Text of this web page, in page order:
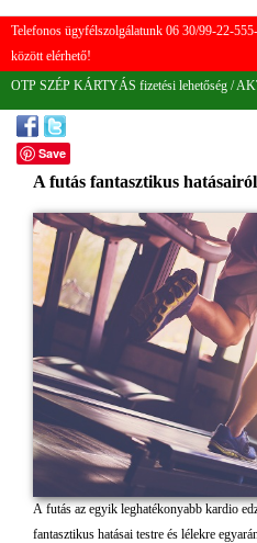
Telefonos ügyfélszolgálatunk 06 30/99-22-
között elérhető!
OTP SZÉP KÁRTYÁS fizetési lehetőség /
Save
A futás fantasztikus
A futás az egyik leghatékonyabb kardio
fantasztikus hatásai testre és lélekre